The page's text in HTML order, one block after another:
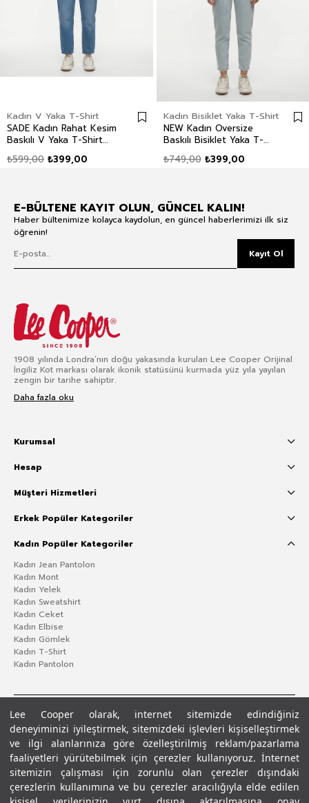
Lee Cooper olarak, internet sitemizde edindiğiniz
deneyiminizi iyileştirmek, sitemizdeki işlevleri kişiselleştirmek
ve ilgi alanlarınıza göre özelleştirilmiş reklam/pazarlama
faaliyetleri yürütebilmek için çerezler kullanıyoruz. İnternet
sitemizin çalışması için zorunlu olan çerezler dışındaki
çerezlerin kullanımına ve bu çerezler aracılığıyla elde edilen
Kadın V Yaka T-Shirt
SADE Kadın Rahat Kesim
Baskılı V Yaka T-Shirt
₺399,00
₺599,00
Kadın Bisiklet Yaka T-Shirt
NEW Kadın Oversize
Baskılı Bisiklet Yaka T-
₺399,00
₺749,00
E-BÜLTENE KAYIT OLUN, GÜNCEL KALIN!
Haber bültenimize kolayca kaydolun, en güncel haberlerimizi ilk siz
öğrenin!
Kayıt Ol
1908 yılında Londra’nın doğu yakasında kurulan Lee Cooper Orijinal
İngiliz Kot markası olarak ikonik statüsünü kurmada yüz yıla yayılan
zengin bir tarihe sahiptir.
Daha fazla oku
Kurumsal
Hesap
Müşteri Hizmetleri
Erkek Popüler Kategoriler
Kadın Popüler Kategoriler
Kadın Jean Pantolon
Kadın Mont
Kadın Yelek
Kadın Sweatshirt
Kadın Ceket
Kadın Elbise
Kadın Gömlek
Kadın T-Shirt
Kadın Pantolon
Gizlilik PolitikasıÇerez Politikası KVKK Aydınlatma MetniŞartlar ve Koşullar